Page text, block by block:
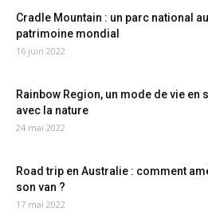
Cradle Mountain : un parc national au
patrimoine mondial
16 juin 2022
Rainbow Region, un mode de vie en
avec la nature
24 mai 2022
Road trip en Australie : comment
son van ?
17 mai 2022